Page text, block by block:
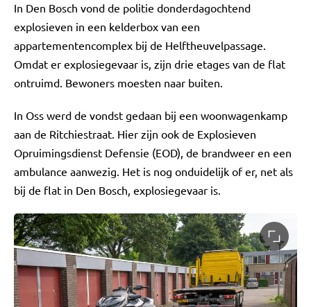
In Den Bosch vond de politie donderdagochtend
explosieven in een kelderbox van een
appartementencomplex bij de Helftheuvelpassage.
Omdat er explosiegevaar is, zijn drie etages van de flat
ontruimd. Bewoners moesten naar buiten.
In Oss werd de vondst gedaan bij een woonwagenkamp
aan de Ritchiestraat. Hier zijn ook de Explosieven
Opruimingsdienst Defensie (EOD), de brandweer en een
ambulance aanwezig. Het is nog onduidelijk of er, net als
bij de flat in Den Bosch, explosiegevaar is.